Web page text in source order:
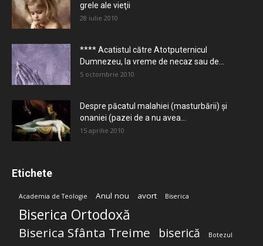
grele ale vieţii
28 iulie 2010
**** Acatistul către Atotputernicul
Dumnezeu, la vreme de necaz sau de...
5 octombrie 2010
Despre păcatul malahiei (masturbării) şi
onaniei (pazei de a nu avea...
15 aprilie 2010
Etichete
Academia de Teologie Anul nou avort Biserica
Biserica Ortodoxă
Biserica Sfânta Treime biserică Botezul